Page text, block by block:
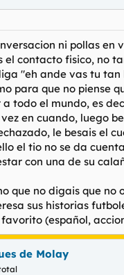
ni pollas en
el contacto fisico, no
"eh ande vas tu tan
para que no piense
a todo el mundo, es
en cuando, luego
le besais el
el tio no se da
con una de su
que no digais que no
sus historias
(español,
de Molay